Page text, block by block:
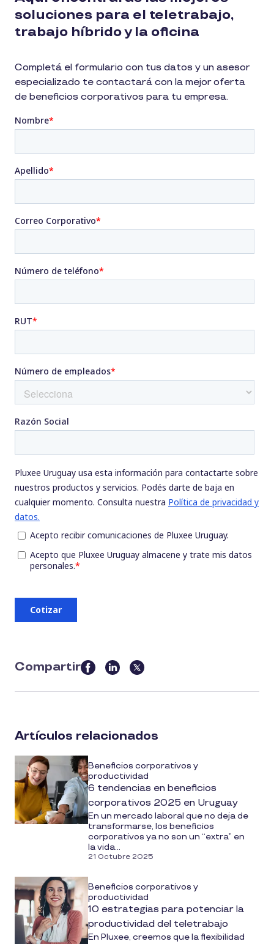
soluciones para el teletrabajo,
trabajo híbrido y la oficina
Completá el formulario con tus datos y un asesor
especializado te contactará con la mejor oferta
de beneficios corporativos para tu empresa.
Compartir
this
article
social
media
Artículos relacionados
Beneficios corporativos y
productividad
6 tendencias en beneficios
corporativos 2025 en Uruguay
En un mercado laboral que no deja de
transformarse, los beneficios
corporativos ya no son un “extra” en
la vida...
21 Octubre 2025
Beneficios corporativos y
productividad
10 estrategias para potenciar la
productividad del teletrabajo
En Pluxee, creemos que la flexibilidad